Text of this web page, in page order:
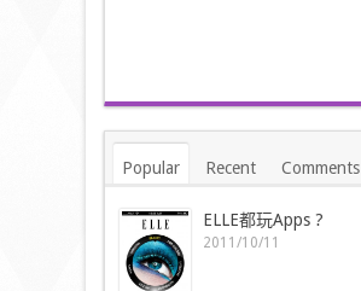
Popular Recent Comments
ELLE都玩Apps ?
2011/10/11